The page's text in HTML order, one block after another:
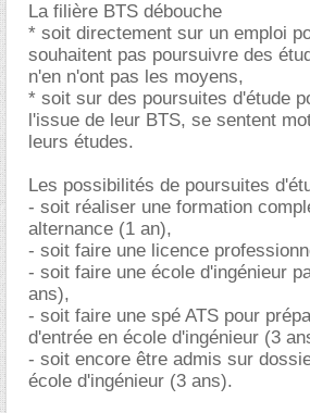
La filière BTS débouche
* soit directement sur un emploi
souhaitent pas poursuivre des
n'en n'ont pas les moyens,
* soit sur des poursuites d'étude
l'issue de leur BTS, se sentent
leurs études.
Les possibilités de poursuites
- soit réaliser une formation
alternance (1 an),
- soit faire une licence
- soit faire une école d'ingénieur
ans),
- soit faire une spé ATS pour
d'entrée en école d'ingénieur (3
- soit encore être admis sur
école d'ingénieur (3 ans).